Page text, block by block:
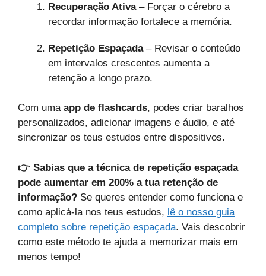
Recuperação Ativa– Forçar o cérebro a
recordar informação fortalece a memória.
Repetição Espaçada– Revisar o conteúdo
em intervalos crescentes aumenta a
retenção a longo prazo.
Com uma app de flashcards, podes criar baralhos
personalizados, adicionar imagens e áudio, e até
sincronizar os teus estudos entre dispositivos.
👉 Sabias que a técnica de repetição espaçada
pode aumentar em 200% a tua retenção de
informação? Se queres entender como funciona e
como aplicá-la nos teus estudos, lê o nosso guia
completo sobre repetição espaçada. Vais descobrir
como este método te ajuda a memorizar mais em
menos tempo!